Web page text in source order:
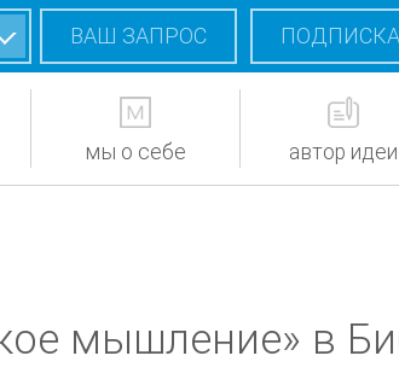
ВАШ ЗАПРОС ПОДПИСКА
мы о себе автор идеи
мышление» в